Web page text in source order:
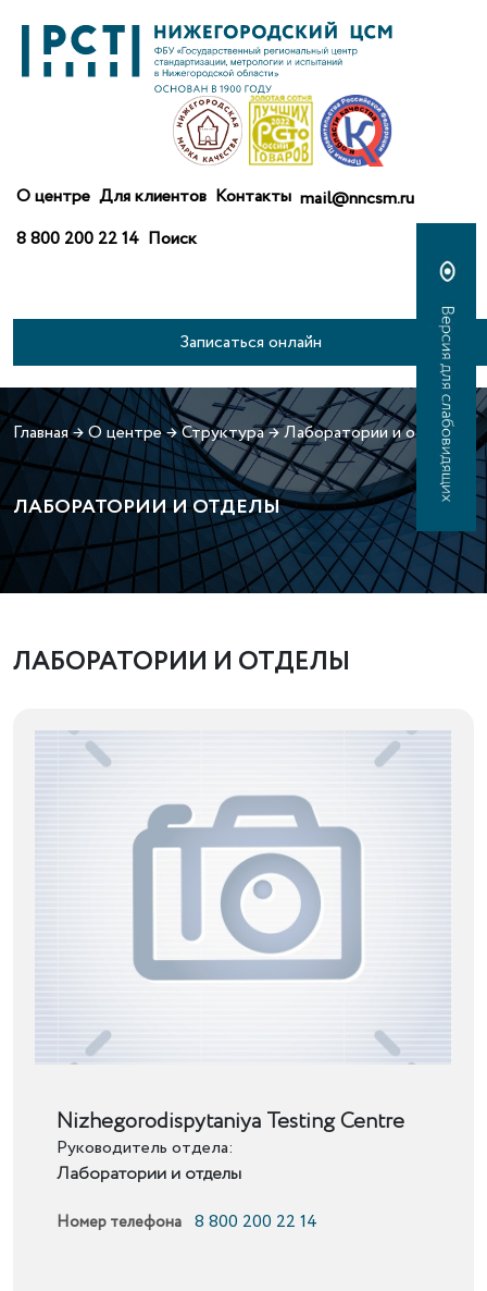
О центре Для клиентов Контакты mail@nncsm.ru
8 800 200 22 14 Поиск
Записаться онлайн
Главная→О центре→Структура→Лаборатории и отделы
ЛАБОРАТОРИИ И ОТДЕЛЫ
ЛАБОРАТОРИИ И ОТДЕЛЫ
Подробнее
Nizhegorodispytaniya Testing Centre
Руководитель отдела:
Лаборатории и отделы
Номер телефона 8 800 200 22 14